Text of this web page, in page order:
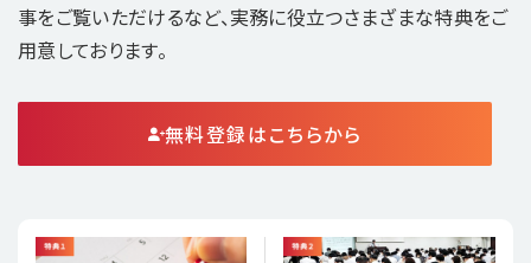
事をご覧いただけるなど、実務に役立つさまざまな特典をご
用意しております。
無料登録はこちらから